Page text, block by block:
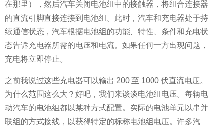
在那里），然后汽车关闭电池组中的接触器，将组合连接器
的直流引脚直接连接到电池组。此时，汽车和充电器处于持
续通信状态，汽车根据电池组的功能、特性、条件和充电状
态告诉充电器所需的电压和电流。如果任何一方出现问题，
充电将立即停止。
之前我说过这些充电器可以输出 200 至 1000 伏直流电压。
为什么范围这么大？好吧，我们来谈谈电池组电压。每辆电
动汽车的电池组都以某种方式配置。实际的电池单元以串并
联组的方式接线，以获得特定的标称电池组电压。许多汽